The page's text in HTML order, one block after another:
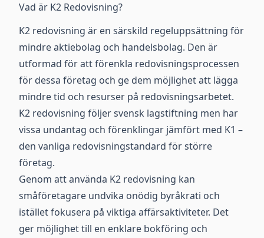
Vad är K2 Redovisning?
K2 redovisning är en särskild regeluppsättning för
mindre aktiebolag och handelsbolag. Den är
utformad för att förenkla redovisningsprocessen
för dessa företag och ge dem möjlighet att lägga
mindre tid och resurser på redovisningsarbetet.
K2 redovisning följer svensk lagstiftning men har
vissa undantag och förenklingar jämfört med K1 –
den vanliga redovisningstandard för större
företag.
Genom att använda K2 redovisning kan
småföretagare undvika onödig byråkrati och
istället fokusera på viktiga affärsaktiviteter. Det
ger möjlighet till en enklare bokföring och